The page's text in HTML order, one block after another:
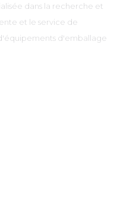
dans la recherche et
et le service de
d'emballage